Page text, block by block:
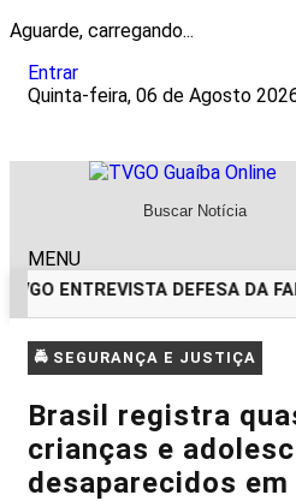
Aguarde, carregando...
Entrar
Quinta-feira, 06 de Agosto
MENU
ENTREVISTA DEFESA DA
EM ALTA
🚔 SEGURANÇA E JUSTIÇA
Brasil registra
crianças e
desaparecidos em